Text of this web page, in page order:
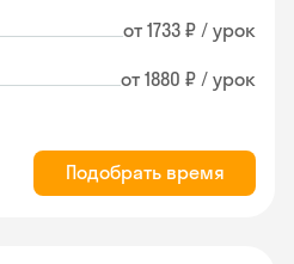
от 1733 ₽ / урок
от 1880 ₽ / урок
Подобрать время